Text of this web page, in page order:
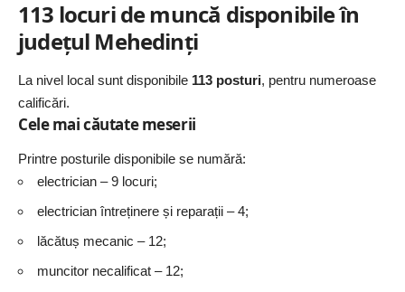
113 locuri de muncă disponibile în
județul Mehedinți
La nivel local sunt disponibile 113 posturi, pentru numeroase
calificări.
Cele mai căutate meserii
Printre posturile disponibile se numără:
electrician – 9 locuri;
electrician întreținere și reparații – 4;
lăcătuș mecanic – 12;
muncitor necalificat – 12;